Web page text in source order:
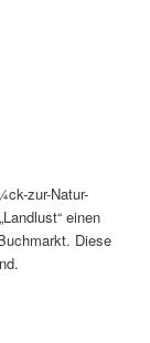
zur-Natur-
einen
Diese